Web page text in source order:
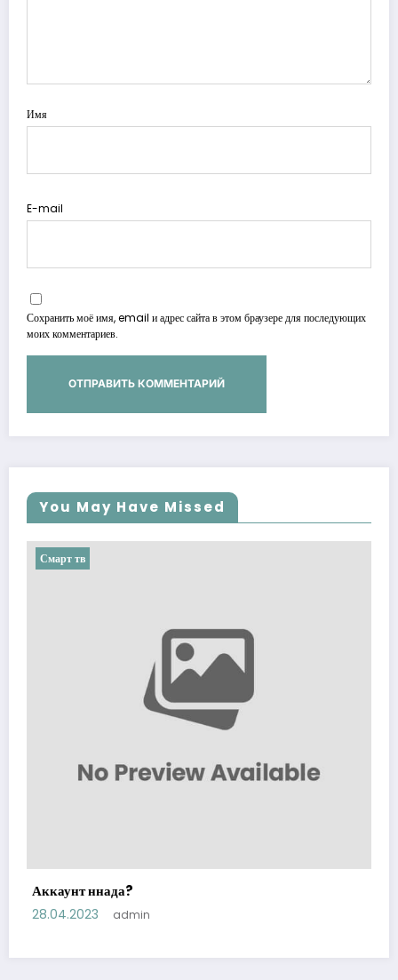
Имя
E-mail
Сохранить моё имя, email и адрес сайта в этом браузере для последующих
моих комментариев.
You May Have Missed
Смарт тв
Аккаунт ннада?
28.04.2023 admin